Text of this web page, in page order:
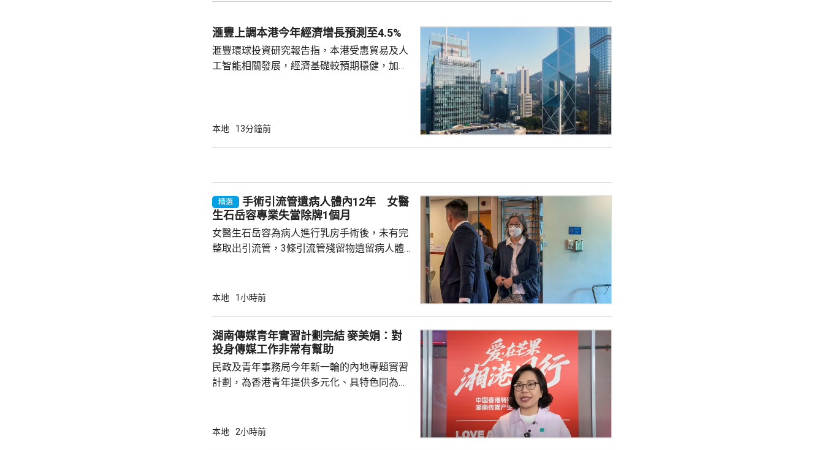
滙豐上調本港今年經濟增長預測至4.5%
滙豐環球投資研究報告指，本港受惠貿易及人
工智能相關發展，經濟基礎較預期穩健，加上
華區高級經濟師辛怡然表示，本港上半年經濟
本地 13分鐘前
精選
手術引流管遺病人體內12年 女醫
生石岳容專業失當除牌1個月
女醫生石岳容為病人進行乳房手術後，未有完
整取出引流管，3條引流管殘留物遺留病人體
容聲稱已在2021年已停止執業並退休。 曾指
管。病人其後覆診並拔除導管時，覺得情況有
異，但被告聲稱引流管的切口平整，並無斷裂
痕跡。到2023年...
本地 1小時前
湖南傳媒青年實習計劃完結 麥美娟：對
投身傳媒工作非常有幫助
民政及青年事務局今年新一輪的內地專題實習
計劃，為香港青年提供多元化、具特色同為青
劃」，給予本港傳理系大專生參與節目製作。
本地 2小時前